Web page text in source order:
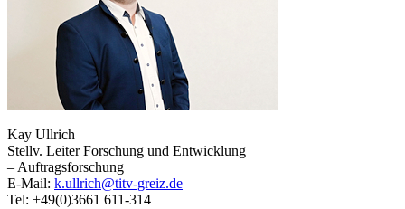
Kay Ullrich
Stellv. Leiter Forschung und Entwicklung
– Auftragsforschung
E-Mail: k.ullrich@titv-greiz.de
Tel: +49(0)3661 611-314